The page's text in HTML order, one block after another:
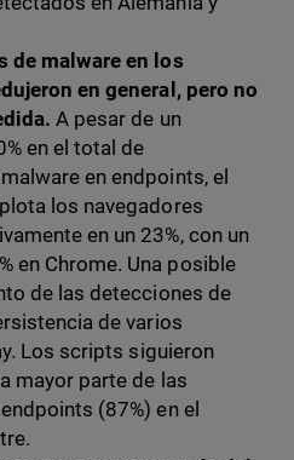
de malware en los
en general, pero no
A pesar de un
en el total de
en endpoints, el
los navegadores
en un 23%, con un
en Chrome. Una posible
de las detecciones de
de varios
Los scripts siguieron
mayor parte de las
(87%) en el